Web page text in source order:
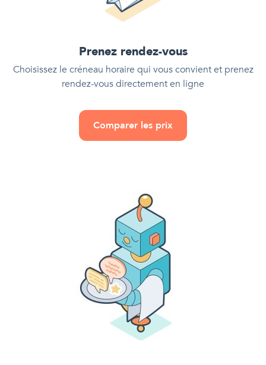
Prenez rendez-vous
Choisissez le créneau horaire qui vous convient et prenez
rendez-vous directement en ligne
Comparer les prix